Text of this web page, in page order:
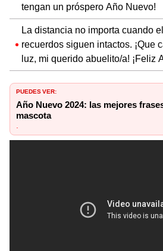
tengan un próspero Año Nuevo!
La distancia no importa cuando
recuerdos siguen intactos. ¡Que
luz, mi querido abuelito/a! ¡Feliz
PUEDES VER:
Año Nuevo 2024: las mejores
mascota